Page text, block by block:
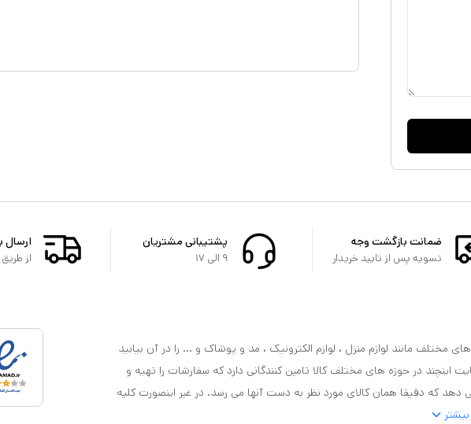
ضمانت بازگشت وجه
تسویه پس از تایید خریدار
پشتیبانی مشتریان
۹ الی ۱۷
ارسال
از
مختلف مانند لوازم منزل ، لوازم الکترونیک ، مد و پوشاک و ... را در آن بیابید
اینچند در حوزه های مختلف کالا تامین کنندگانی دارد که سفارشات را تهیه و
دهد که دقیقا همان کالای مورد نظر به دست آنها می رسد. در غیر اینصورت کلیه
بیشتر